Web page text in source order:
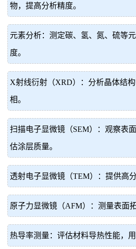
物，提高分析精度。
元素分析：测定碳、氢、氮、硫等
度。
X射线衍射（XRD）：分析晶体结
相。
扫描电子显微镜（SEM）：观察表
估涂层质量。
透射电子显微镜（TEM）：提供高
原子力显微镜（AFM）：测量表面
热导率测量：评估材料导热性能，用